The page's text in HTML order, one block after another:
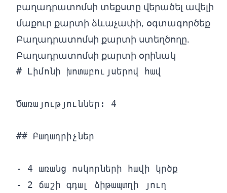
բաղադրատոմսի տեքստը վերածել ավելի
մաքուր քարտի ձևաչափի, օգտագործեք
Բաղադրատոմսի քարտի ստեղծողը.
Բաղադրատոմսի քարտի օրինակ
# Լիմոնի խոտաբույսերով հավ
Ծառայություններ: 4
## Բաղադրիչներ
- 4 առանց ոսկորների հավի կրծք
- 2 ճաշի գդալ ձիթապտղի յուղ